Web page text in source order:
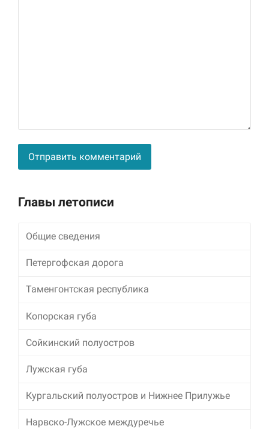
Главы летописи
Общие сведения
Петергофская дорога
Таменгонтская республика
Копорская губа
Сойкинский полуостров
Лужская губа
Кургальский полуостров и Нижнее Прилужье
Нарвско-Лужское междуречье